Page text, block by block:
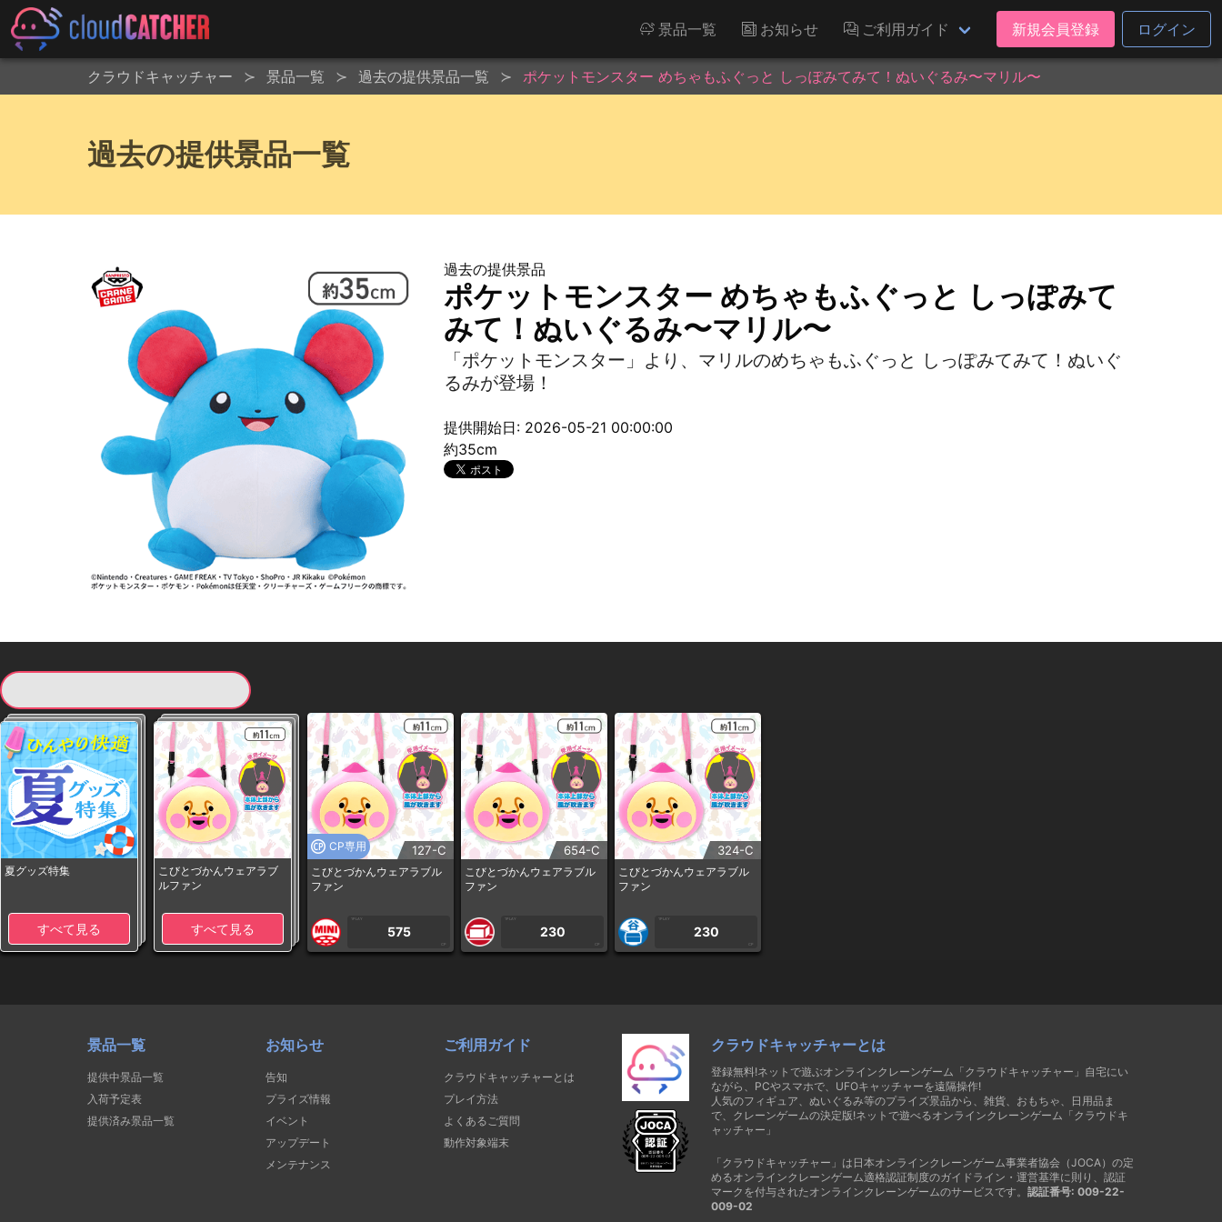
景品一覧 お知らせ ご利用ガイド 新規会員登録 ログイン
クラウドキャッチャー 景品一覧 過去の提供景品一覧 ポケットモンスター めちゃもふぐっと しっぽみてみて！ぬいぐるみ〜マリル〜
過去の提供景品一覧
過去の提供景品
ポケットモンスター めちゃもふぐっと しっぽみて
みて！ぬいぐるみ〜マリル〜
「ポケットモンスター」より、マリルのめちゃもふぐっと しっぽみてみて！ぬいぐ
るみが登場！
提供開始日: 2026-05-21 00:00:00
約35cm
夏グッズ特集
すべて見る
こびとづかんウェアラブ
ルファン
すべて見る
CP専用 127-C
こびとづかんウェアラブル
ファン
1PLAY
575
CP
654-C
こびとづかんウェアラブル
ファン
1PLAY
230
CP
324-C
こびとづかんウェアラブル
ファン
1PLAY
230
CP
景品一覧
提供中景品一覧
入荷予定表
提供済み景品一覧
お知らせ
告知
プライズ情報
イベント
アップデート
メンテナンス
ご利用ガイド
クラウドキャッチャーとは
プレイ方法
よくあるご質問
動作対象端末
クラウドキャッチャーとは
登録無料!ネットで遊ぶオンラインクレーンゲーム「クラウドキャッチャー」自宅にい
ながら、PCやスマホで、UFOキャッチャーを遠隔操作!
人気のフィギュア、ぬいぐるみ等のプライズ景品から、雑貨、おもちゃ、日用品ま
で、クレーンゲームの決定版!ネットで遊べるオンラインクレーンゲーム「クラウドキ
ャッチャー」
「クラウドキャッチャー」は日本オンラインクレーンゲーム事業者協会（JOCA）の定
めるオンラインクレーンゲーム適格認証制度のガイドライン・運営基準に則り、認証
マークを付与されたオンラインクレーンゲームのサービスです。 認証番号: 009-22-
009-02